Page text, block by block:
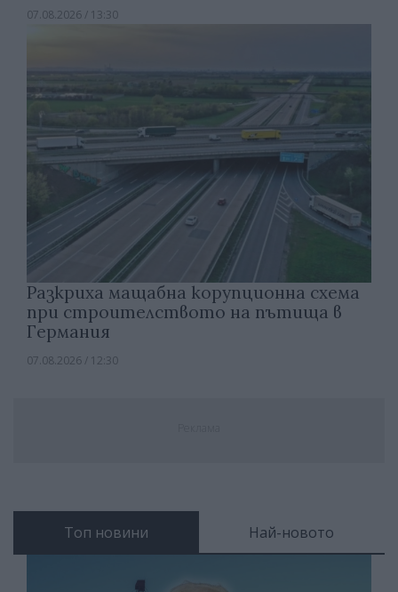
07.08.2026 / 13:30
Разкриха мащабна корупционна схема
при строителството на пътища в
Германия
07.08.2026 / 12:30
Топ новини Най-новото